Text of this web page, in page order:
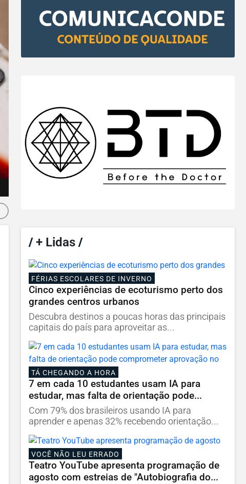
/+ Lidas /
FÉRIAS ESCOLARES DE INVERNO
Cinco experiências de ecoturismo perto dos
grandes centros urbanos
Descubra destinos a poucas horas das principais
capitais do país para aproveitar as...
TÁ CHEGANDO A HORA
7 em cada 10 estudantes usam IA para
estudar, mas falta de orientação pode...
Com 79% dos brasileiros usando IA para
aprender e apenas 32% recebendo orientação...
VOCÊ NÃO LEU ERRADO
Teatro YouTube apresenta programação de
agosto com estreias de "Autobiografia do...